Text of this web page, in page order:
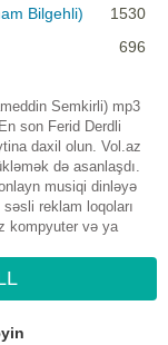
Bilgehli)
1530
696
Semkirli) mp3
son Ferid Derdli
daxil olun. Vol.az
də asanlaşdı.
musiqi dinləyə
reklam loqoları
kompyuter və ya